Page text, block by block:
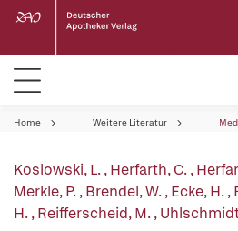
Home Weitere Literatur
Koslowski, L.,Herfarth, C.,
Merkle, P.,Brendel, W.,Ecke, H.,
H.,Reifferscheid, M.,